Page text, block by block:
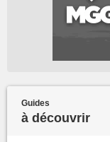
Guides
à découvrir